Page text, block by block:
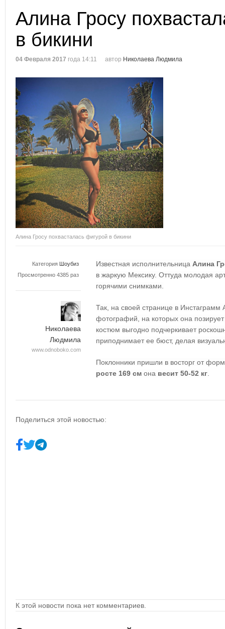
Алина Гросу
в бикини
04 Февраля 2017 года 14:11 автор Николаева Людмила
Алина Гросу похвасталась фигурой в бикини
Категория Шоубиз
Просмотренно 4385 раз
Николаева
Людмила
www.odnoboko.com
Известная исполнительница Алина
в жаркую Мексику. Оттуда молодая
горячими снимками.
Так, на своей странице в
фотографий, на которых она
костюм выгодно подчеркивает
приподнимает ее бюст, делая
Поклонники пришли в восторг от
росте 169 см она весит 50-52 кг
Поделиться этой новостью:
К этой новости пока нет комментариев.